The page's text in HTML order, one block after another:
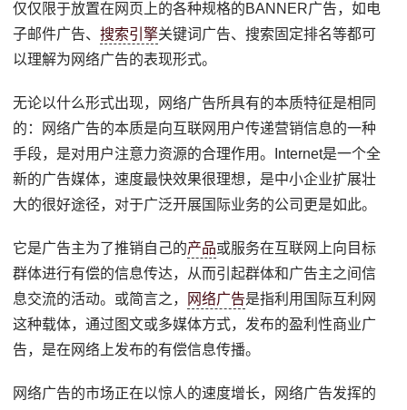
仅仅限于放置在网页上的各种规格的BANNER广告，如电
子邮件广告、搜索引擎关键词广告、搜索固定排名等都可
以理解为网络广告的表现形式。
无论以什么形式出现，网络广告所具有的本质特征是相同
的：网络广告的本质是向互联网用户传递营销信息的一种
手段，是对用户注意力资源的合理作用。Internet是一个全
新的广告媒体，速度最快效果很理想，是中小企业扩展壮
大的很好途径，对于广泛开展国际业务的公司更是如此。
它是广告主为了推销自己的产品或服务在互联网上向目标
群体进行有偿的信息传达，从而引起群体和广告主之间信
息交流的活动。或简言之，
网络广告是指利用国际互利网
这种载体，通过图文或多媒体方式，发布的盈利性商业广
告，是在网络上发布的有偿信息传播。
网络广告的市场正在以惊人的速度增长，网络广告发挥的